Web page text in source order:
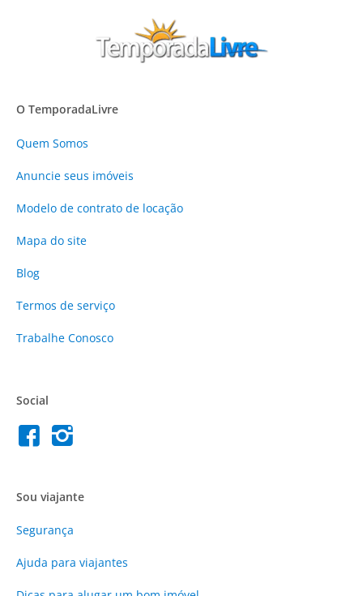
O TemporadaLivre
Quem Somos
Anuncie seus imóveis
Modelo de contrato de locação
Mapa do site
Blog
Termos de serviço
Trabalhe Conosco
Social
Sou viajante
Segurança
Ajuda para viajantes